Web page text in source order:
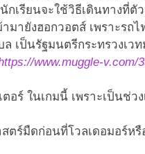
เรียนจะใช้วิธีเดินทางที่ตัว
ายังฮอกวอตส์ เพราะรถไ
เป็นรัฐมนตรีกระทรวงเว
www.muggle-v.com/
อร์ ในเกมนี้ เพราะเป็นช่ว
ตร์มืดก่อนที่โวลเดอมอร์หรื